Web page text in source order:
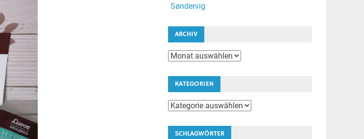
Søndervig
ARCHIV
Archiv
KATEGORIEN
Kategorien
SCHLAGWÖRTER